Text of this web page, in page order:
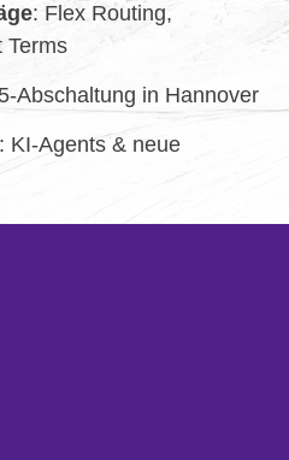
: Flex Routing,
Terms
in Hannover
: KI‑Agents & neue